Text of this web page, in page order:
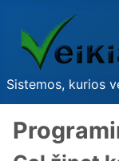
Sistemos, kurios